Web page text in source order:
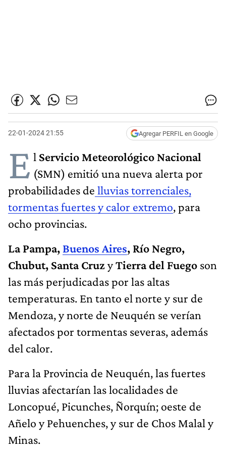
22-01-2024 21:55 Agregar PERFIL en Google
E l Servicio Meteorológico Nacional
(SMN) emitió una nueva alerta por
probabilidades de lluvias torrenciales,
tormentas fuertes y calor extremo, para
ocho provincias.
La Pampa, Buenos Aires, Río Negro,
Chubut, Santa CruzyTierra del Fuego son
las más perjudicadas por las altas
temperaturas. En tanto el norte y sur de
Mendoza, y norte de Neuquén se verían
afectados por tormentas severas, además
del calor.
Para la Provincia de Neuquén, las fuertes
lluvias afectarían las localidades de
Loncopué, Picunches, Ñorquín; oeste de
Añelo y Pehuenches, y sur de Chos Malal y
Minas.